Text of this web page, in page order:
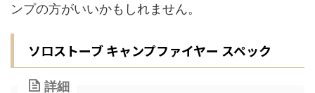
ンプの方がいいかもしれません。
ソロストーブ キャンプファイヤー スペック
詳細